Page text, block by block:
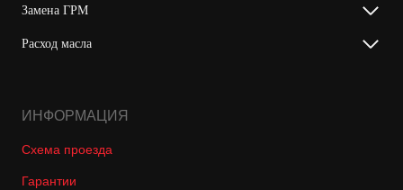
Замена ГРМ
Расход масла
ИНФОРМАЦИЯ
Схема проезда
Гарантии